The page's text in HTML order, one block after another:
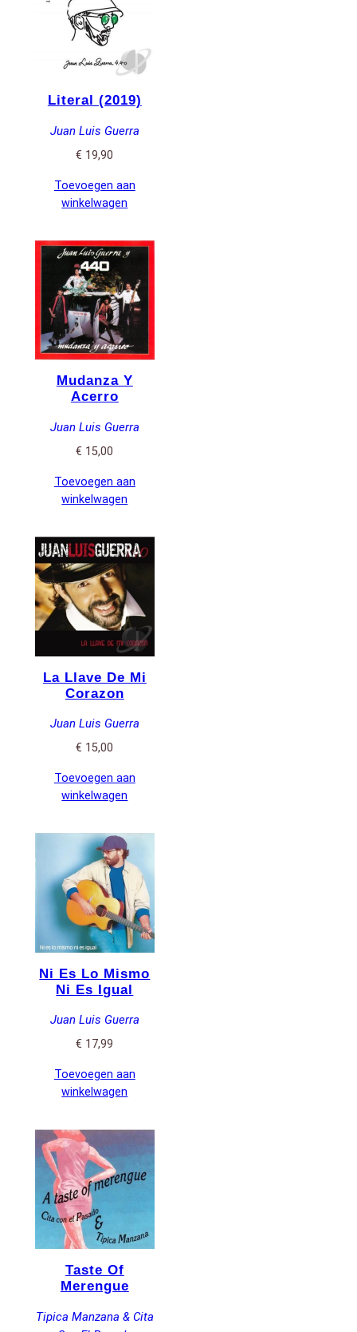
Literal (2019)
Juan Luis Guerra
€ 19,90
Toevoegen aan
winkelwagen
Mudanza Y
Acerro
Juan Luis Guerra
€ 15,00
Toevoegen aan
winkelwagen
La Llave De Mi
Corazon
Juan Luis Guerra
€ 15,00
Toevoegen aan
winkelwagen
Ni Es Lo Mismo
Ni Es Igual
Juan Luis Guerra
€ 17,99
Toevoegen aan
winkelwagen
Taste Of
Merengue
Tipica Manzana & Cita